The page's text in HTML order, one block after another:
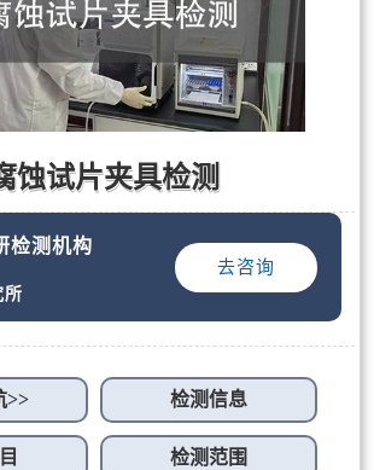
蚀试片夹具检测
检测机构
所
去咨询
>> 检测信息
检测范围